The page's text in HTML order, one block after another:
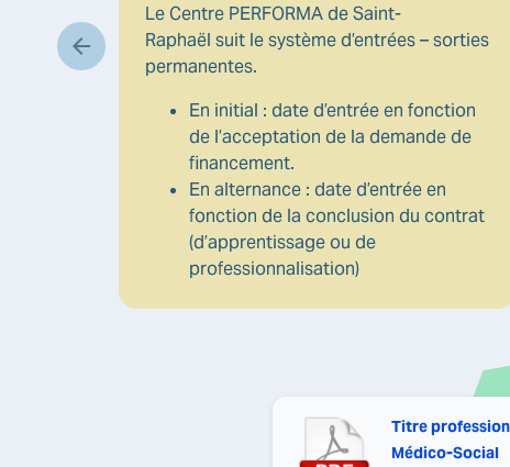
Le Centre PERFORMA de Saint-
Raphaël suit le système d’entrées – sorties
permanentes.
En initial : date d’entrée en fonction
de l’acceptation de la demande de
financement.
En alternance : date d’entrée en
fonction de la conclusion du contrat
(d’apprentissage ou de
professionnalisation)
Titre
Médico-Social